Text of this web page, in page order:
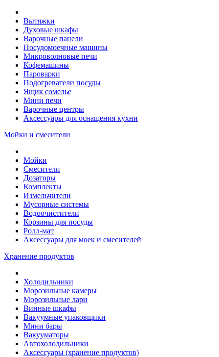
Вытяжки
Духовые шкафы
Варочные панели
Посудомоечные машины
Микроволновые печи
Кофемашины
Пароварки
Подогреватели посуды
Ящик сомелье
Мини печи
Варочные центры
Аксессуары для оснащения кухни
Мойки и смесители
Мойки
Смесители
Дозаторы
Комплекты
Измельчители
Мусорные системы
Водоочистители
Корзины для посуды
Ролл-мат
Аксессуары для моек и смесителей
Хранение продуктов
Холодильники
Морозильные камеры
Морозильные лари
Винные шкафы
Вакуумные упаковщики
Мини бары
Вакууматоры
Автохолодильники
Аксессуары (хранение продуктов)